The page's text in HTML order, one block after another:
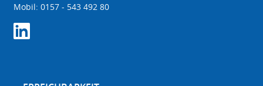
Mobil: 0157 - 543 492 80